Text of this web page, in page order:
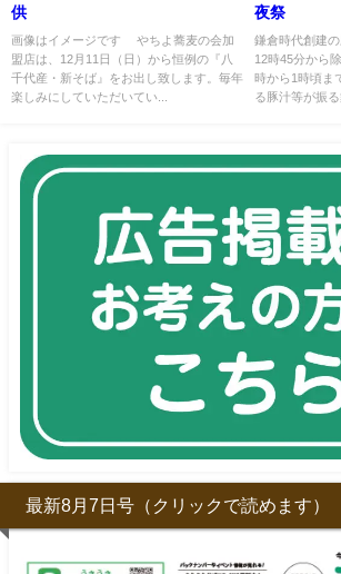
供
画像はイメージです やちよ蕎麦の会加
盟店は、12月11日（日）から恒例の『八
千代産・新そば』をお出し致します。毎年
楽しみにしていただいてい...
夜祭
鎌倉時代創建
12時45分から
時から1時頃ま
る豚汁等が振る
最新8月7日号（クリックで読めます）